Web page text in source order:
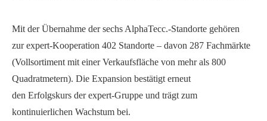
Mit der Übernahme der sechs AlphaTecc.-Standorte gehören
zur expert-Kooperation 402 Standorte – davon 287 Fachmärkte
(Vollsortiment mit einer Verkaufsfläche von mehr als 800
Quadratmetern). Die Expansion bestätigt erneut
den Erfolgskurs der expert-Gruppe und trägt zum
kontinuierlichen Wachstum bei.